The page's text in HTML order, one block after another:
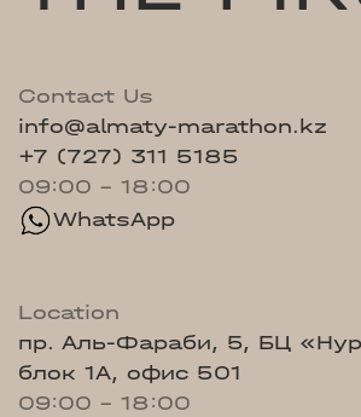
Contact Us
info@almaty-marathon.kz
+7 (727) 311 5185
09:00 - 18:00
WhatsApp
Location
пр. Аль-Фараби, 5, БЦ
блок 1А, офис 501
09:00 - 18:00